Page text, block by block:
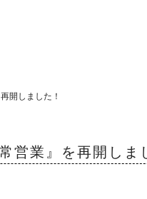
開しました！
営業』を再開しま